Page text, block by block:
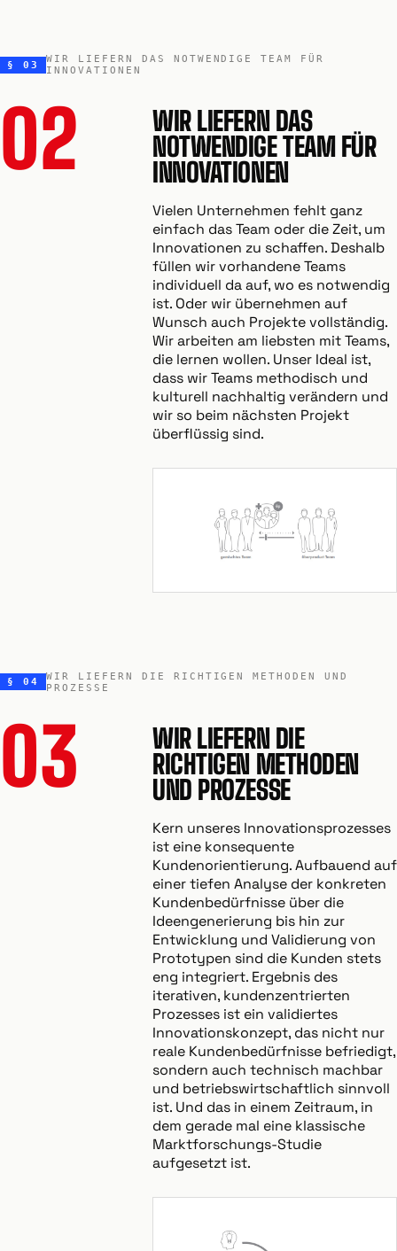
§ 03
WIR LIEFERN DAS NOTWENDIGE TEAM FÜR
INNOVATIONEN
02
WIR LIEFERN DAS
NOTWENDIGE TEAM FÜR
INNOVATIONEN
Vielen Unternehmen fehlt ganz
einfach das Team oder die Zeit, um
Innovationen zu schaffen. Deshalb
füllen wir vorhandene Teams
individuell da auf, wo es notwendig
ist. Oder wir übernehmen auf
Wunsch auch Projekte vollständig.
Wir arbeiten am liebsten mit Teams,
die lernen wollen. Unser Ideal ist,
dass wir Teams methodisch und
kulturell nachhaltig verändern und
wir so beim nächsten Projekt
überflüssig sind.
§ 04
WIR LIEFERN DIE RICHTIGEN METHODEN UND
PROZESSE
03
WIR LIEFERN DIE
RICHTIGEN METHODEN
UND PROZESSE
Kern unseres Innovationsprozesses
ist eine konsequente
Kundenorientierung. Aufbauend auf
einer tiefen Analyse der konkreten
Kundenbedürfnisse über die
Ideengenerierung bis hin zur
Entwicklung und Validierung von
Prototypen sind die Kunden stets
eng integriert. Ergebnis des
iterativen, kundenzentrierten
Prozesses ist ein validiertes
Innovationskonzept, das nicht nur
reale Kundenbedürfnisse befriedigt,
sondern auch technisch machbar
und betriebswirtschaftlich sinnvoll
ist. Und das in einem Zeitraum, in
dem gerade mal eine klassische
Marktforschungs-Studie
aufgesetzt ist.